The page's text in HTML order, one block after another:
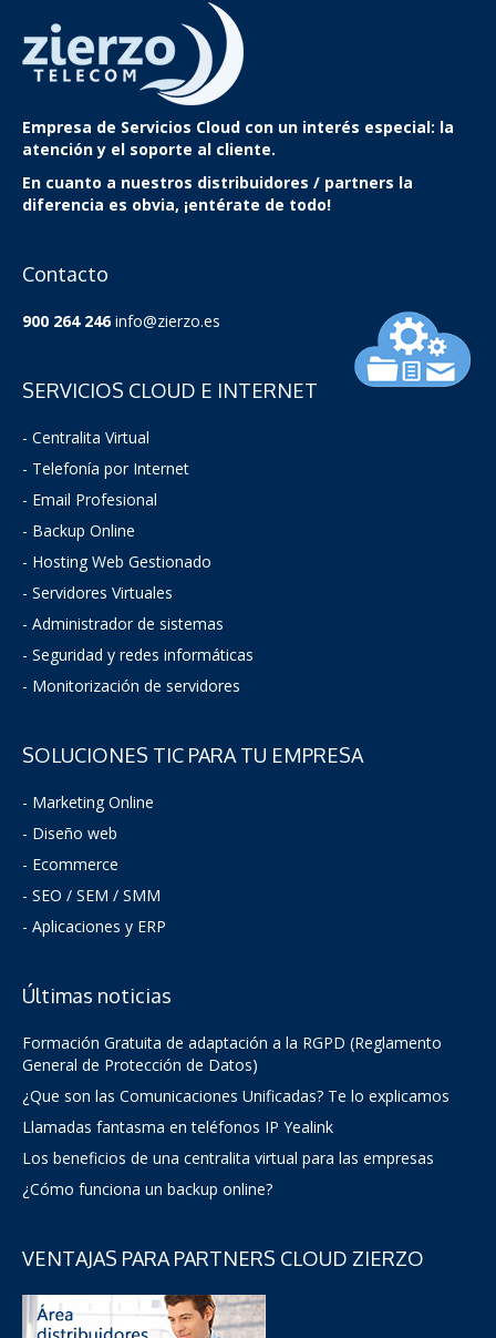
Empresa de Servicios Cloud con un interés especial: la
atención y el soporte al cliente.
En cuanto a nuestros distribuidores / partners la
diferencia es obvia, ¡entérate de todo!
Contacto
900 264 246info@zierzo.es
SERVICIOS CLOUD E INTERNET
- Centralita Virtual
- Telefonía por Internet
- Email Profesional
- Backup Online
- Hosting Web Gestionado
- Servidores Virtuales
- Administrador de sistemas
- Seguridad y redes informáticas
- Monitorización de servidores
SOLUCIONES TIC PARA TU EMPRESA
- Marketing Online
- Diseño web
- Ecommerce
- SEO / SEM / SMM
- Aplicaciones y ERP
Últimas noticias
Formación Gratuita de adaptación a la RGPD (Reglamento
General de Protección de Datos)
¿Que son las Comunicaciones Unificadas? Te lo explicamos
Llamadas fantasma en teléfonos IP Yealink
Los beneficios de una centralita virtual para las empresas
¿Cómo funciona un backup online?
VENTAJAS PARA PARTNERS CLOUD ZIERZO